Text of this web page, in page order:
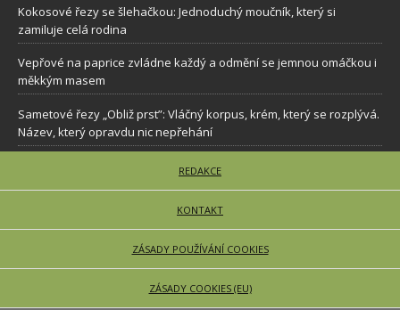
Kokosové řezy se šlehačkou: Jednoduchý moučník, který si
zamiluje celá rodina
Vepřové na paprice zvládne každý a odmění se jemnou omáčkou i
měkkým masem
Sametové řezy „Obliž prst”: Vláčný korpus, krém, který se rozplývá.
Název, který opravdu nic nepřehání
REDAKCE
KONTAKT
ZÁSADY POUŽÍVÁNÍ COOKIES
ZÁSADY COOKIES (EU)